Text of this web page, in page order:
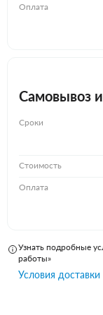
Оплата
Самовывоз
Сроки
Стоимость
Оплата
Узнать подробные
работы»
Условия доставки